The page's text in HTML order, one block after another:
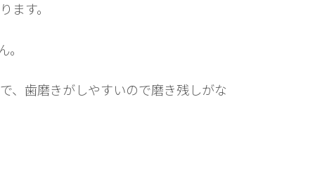
ます。
、歯磨きがしやすいので磨き残しがな